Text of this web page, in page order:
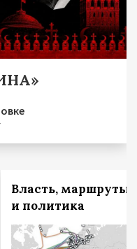
Власть, маршруты
и политика